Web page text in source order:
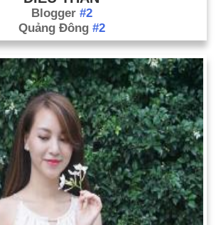
Blogger #2
Quảng Đông #2